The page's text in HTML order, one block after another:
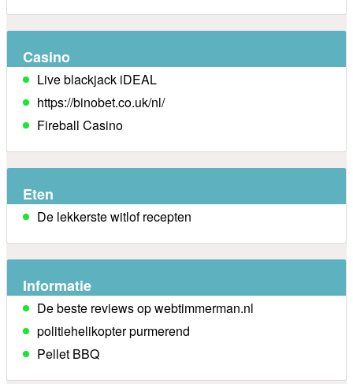
Casino
Live blackjack iDEAL
https://binobet.co.uk/nl/
Fireball Casino
Eten
De lekkerste witlof recepten
Informatie
De beste reviews op webtimmerman.nl
politiehelikopter purmerend
Pellet BBQ